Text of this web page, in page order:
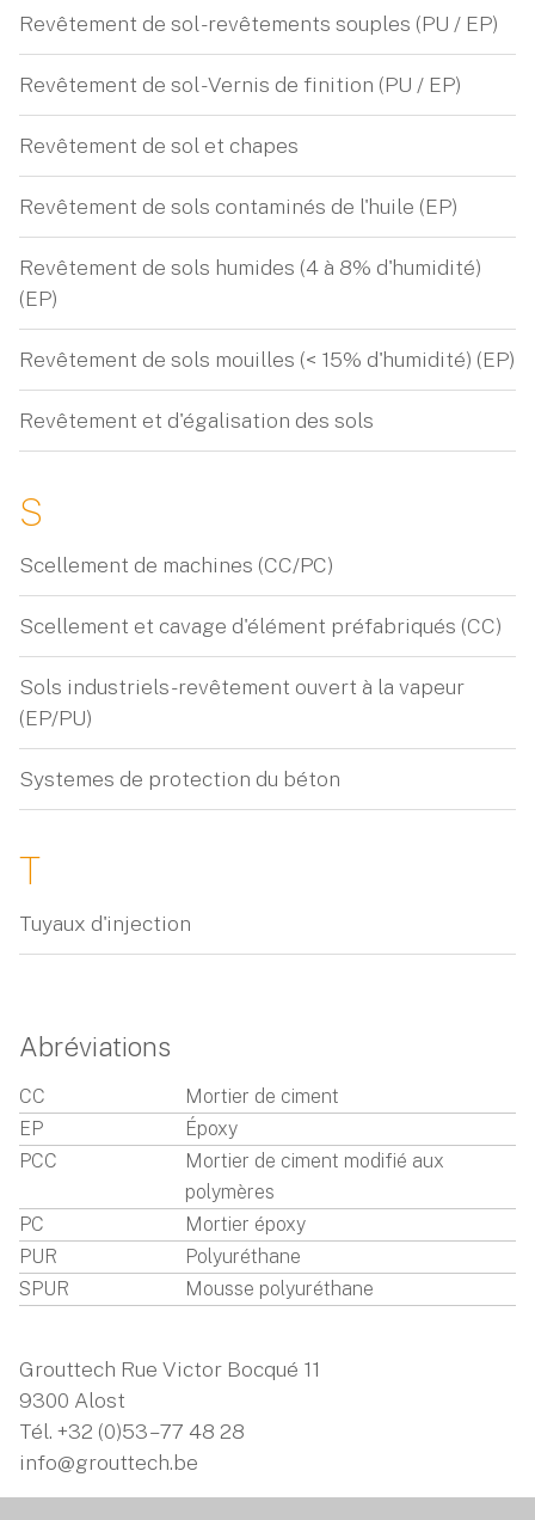
Revêtement de sol - revêtements souples (PU / EP)
Revêtement de sol - Vernis de finition (PU / EP)
Revêtement de sol et chapes
Revêtement de sols contaminés de l'huile (EP)
Revêtement de sols humides (4 à 8% d'humidité)
(EP)
Revêtement de sols mouilles (< 15% d'humidité) (EP)
Revêtement et d'égalisation des sols
S
Scellement de machines (CC/PC)
Scellement et cavage d'élément préfabriqués (CC)
Sols industriels - revêtement ouvert à la vapeur
(EP/PU)
Systemes de protection du béton
T
Tuyaux d'injection
Abréviations
CC
Mortier de ciment
EP
Époxy
PCC
Mortier de ciment modifié aux
polymères
PC
Mortier époxy
PUR
Polyuréthane
SPUR
Mousse polyuréthane
Grouttech Rue Victor Bocqué 11
9300 Alost
Tél. +32 (0)53 – 77 48 28
info@grouttech.be